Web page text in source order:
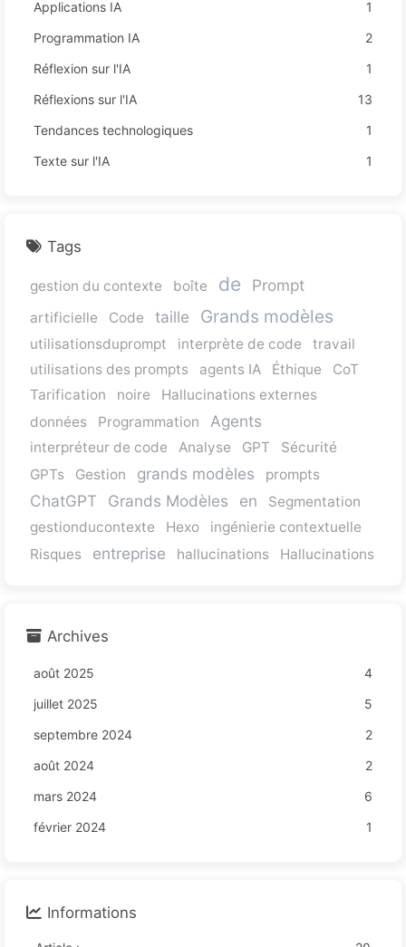
Applications IA
1
Programmation IA
2
Réflexion sur l'IA
1
Réflexions sur l'IA
13
Tendances technologiques
1
Texte sur l'IA
1
Tags
gestion du contexte boîte de Prompt
artificielle Code taille Grands modèles
utilisationsduprompt interprète de code
travail
utilisations des prompts
agents IA Éthique
CoT
Tarification
noire
Hallucinations externes
données
Programmation Agents
interpréteur de code Analyse GPT
Sécurité
GPTs
Gestion grands modèles prompts
ChatGPT Grands Modèles en
Segmentation
gestionducontexte
Hexo
ingénierie contextuelle
Risques
entreprise hallucinations Hallucinations
Archives
août 2025
4
juillet 2025
5
septembre 2024
2
août 2024
2
mars 2024
6
février 2024
1
Informations